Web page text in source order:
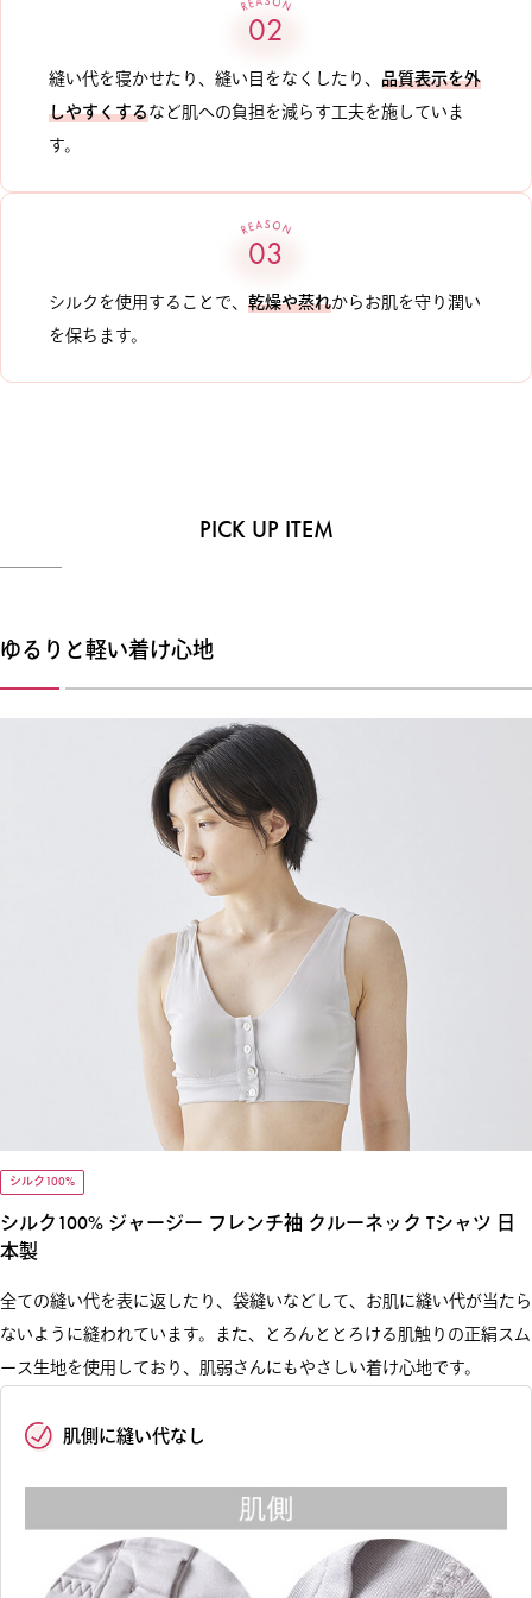
02
縫い代を寝かせたり、縫い目をなくしたり、 品質表示を外
しやすくするなど肌への負担を減らす工夫を施していま
す。
03
シルクを使用することで、 乾燥や蒸れからお肌を守り潤い
を保ちます。
PICK UP ITEM
ゆるりと軽い着け心地
シルク100%
シルク100% ジャージー フレンチ袖 クルーネック Tシャツ 日
本製
全ての縫い代を表に返したり、袋縫いなどして、お肌に縫い代が当たら
ないように縫われています。また、とろんととろける肌触りの正絹スム
ース生地を使用しており、肌弱さんにもやさしい着け心地です。
肌側に縫い代なし